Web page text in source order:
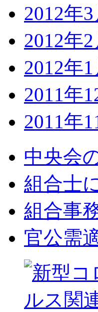
2012年3
2012年2
2012年1
2011年
2011年
中央会
組合士
組合事
官公需